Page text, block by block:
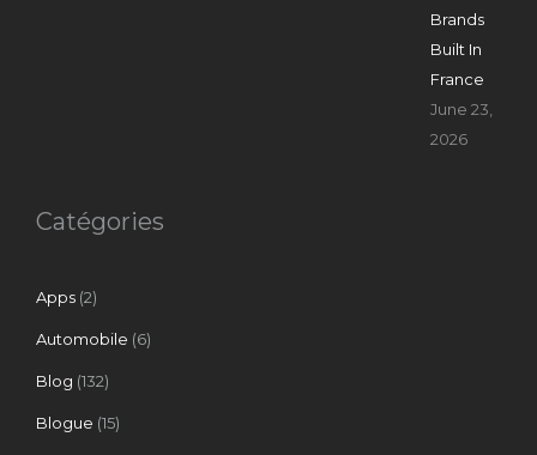
Brands
Built In
France
June 23,
2026
Catégories
Apps (2)
Automobile (6)
Blog (132)
Blogue (15)